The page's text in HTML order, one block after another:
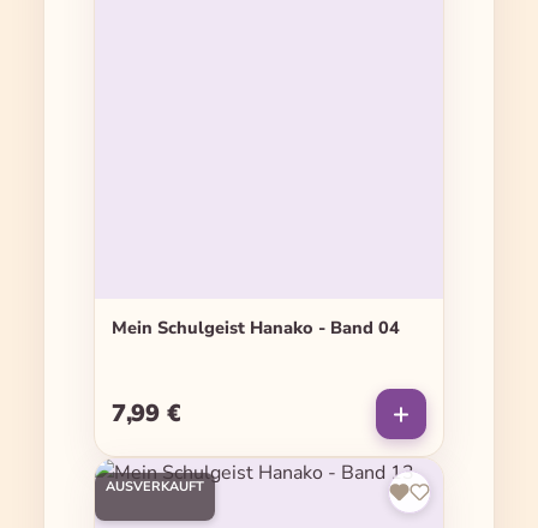
Mein Schulgeist Hanako - Band 04
Regulärer Preis:
7,99 €
AUSVERKAUFT